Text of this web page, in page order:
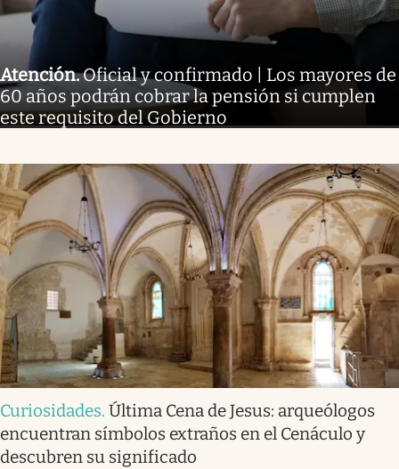
Atención.Oficial y confirmado | Los mayores de
60 años podrán cobrar la pensión si cumplen
este requisito del Gobierno
Curiosidades. Última Cena de Jesus: arqueólogos
encuentran símbolos extraños en el Cenáculo y
descubren su significado